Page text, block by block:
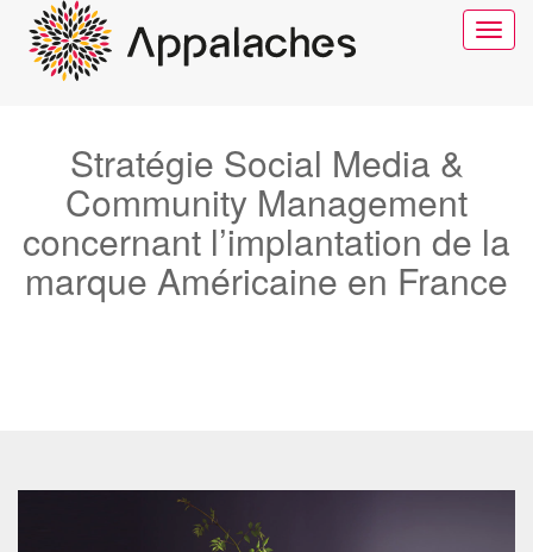
Toggle
Stratégie Social Media &
Community Management
concernant l’implantation de la
marque Américaine en France